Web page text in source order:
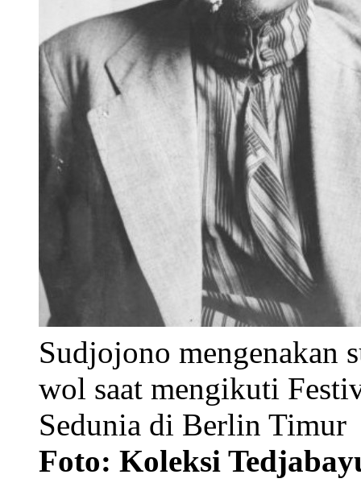
Sudjojono mengenakan
wol saat mengikuti
Sedunia di Berlin Timur
Foto: Koleksi